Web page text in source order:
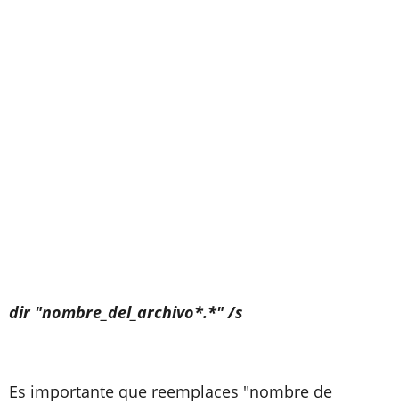
dir "nombre_del_archivo*.*" /s
Es importante que reemplaces "nombre de